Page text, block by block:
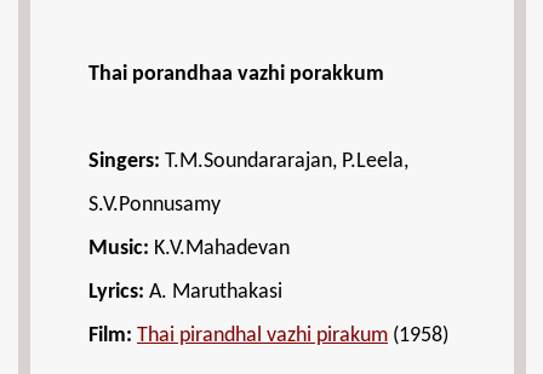
Thai porandhaa vazhi porakkum
Singers: T.M.Soundararajan, P.Leela,
S.V.Ponnusamy
Music: K.V.Mahadevan
Lyrics: A. Maruthakasi
Film: Thai pirandhal vazhi pirakum (1958)